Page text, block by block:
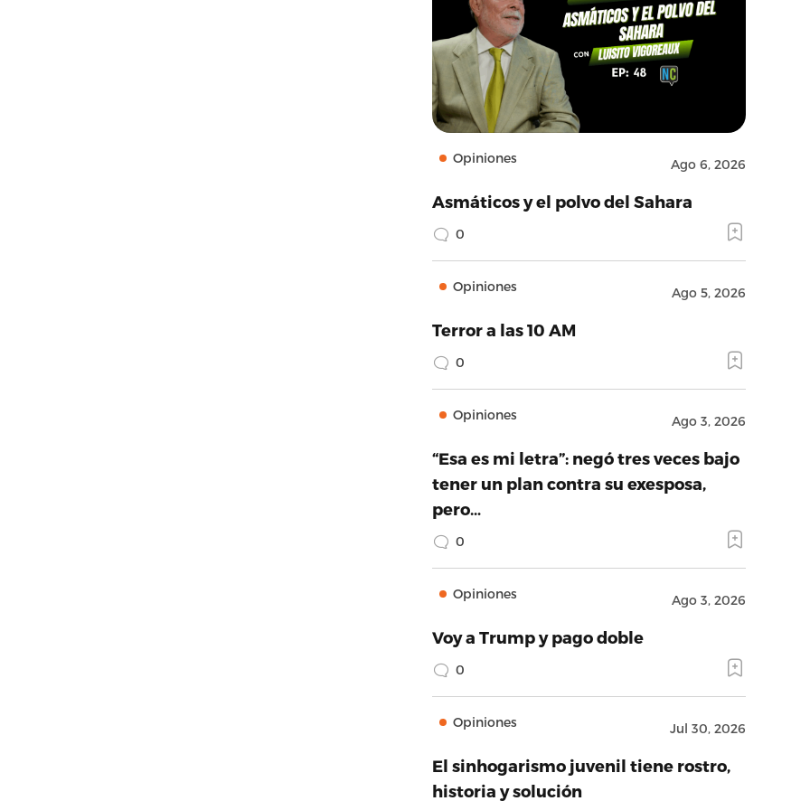
Opiniones Ago 6, 2026
Asmáticos y el polvo del Sahara
0
Opiniones Ago 5, 2026
Terror a las 10 AM
0
Opiniones Ago 3, 2026
“Esa es mi letra”: negó tres veces bajo
tener un plan contra su exesposa,
pero…
0
Opiniones Ago 3, 2026
Voy a Trump y pago doble
0
Opiniones Jul 30, 2026
El sinhogarismo juvenil tiene rostro,
historia y solución